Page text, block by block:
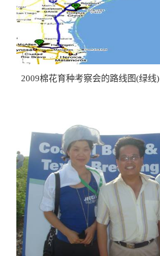
2009棉花育种考察会的路线图(绿线)